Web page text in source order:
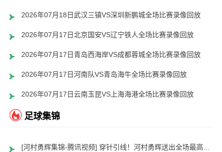
2026年07月18日武汉三镇VS深圳新鹏城全场比赛录像回放
2026年07月17日北京国安VS辽宁铁人全场比赛录像回放
2026年07月17日青岛西海岸VS成都蓉城全场比赛录像回放
2026年07月17日河南队VS青岛海牛全场比赛录像回放
2026年07月17日云南玉昆VS上海海港全场比赛录像回放
足球集锦
[河村勇辉集锦-腾讯视频] 穿针引线！河村勇辉送出全场最高12助攻 8中2拿到5分5板